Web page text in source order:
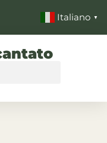
Italiano ▼